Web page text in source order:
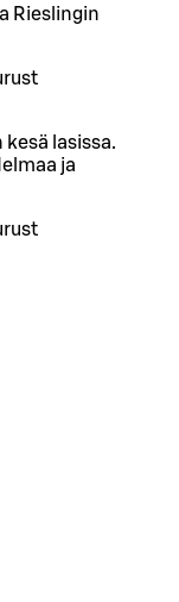
Rieslingin
lasissa.
ja